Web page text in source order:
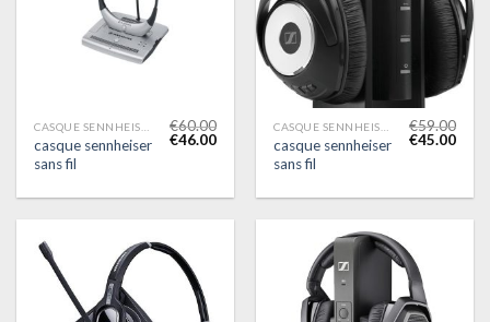
casque sennheiser
sans fil
€60.00
€46.00
casque sennheiser
sans fil
€59.00
€45.00